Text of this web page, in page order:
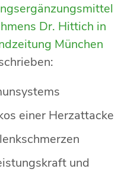
Dr. Hittich in
München
einer Herzattacke
und